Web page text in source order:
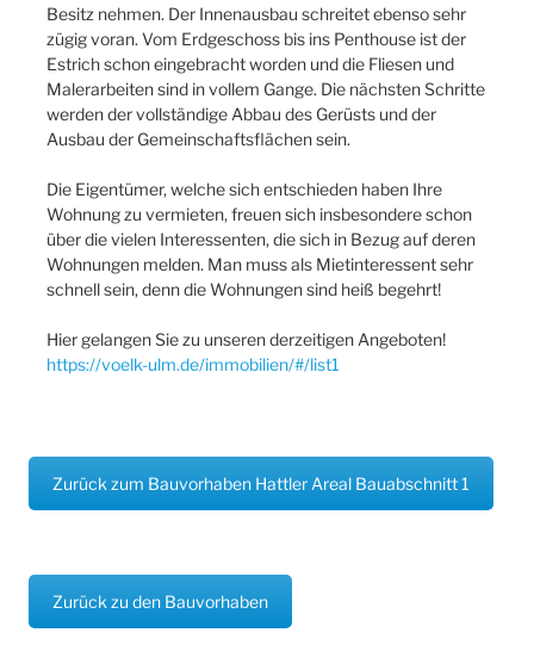
Besitz nehmen. Der Innenausbau schreitet ebenso sehr
zügig voran. Vom Erdgeschoss bis ins Penthouse ist der
Estrich schon eingebracht worden und die Fliesen und
Malerarbeiten sind in vollem Gange. Die nächsten Schritte
werden der vollständige Abbau des Gerüsts und der
Ausbau der Gemeinschaftsflächen sein.
Die Eigentümer, welche sich entschieden haben Ihre
Wohnung zu vermieten, freuen sich insbesondere schon
über die vielen Interessenten, die sich in Bezug auf deren
Wohnungen melden. Man muss als Mietinteressent sehr
schnell sein, denn die Wohnungen sind heiß begehrt!
Hier gelangen Sie zu unseren derzeitigen Angeboten!
https://voelk-ulm.de/immobilien/#/list1
Zurück zum Bauvorhaben Hattler Areal Bauabschnitt 1
Zurück zu den Bauvorhaben